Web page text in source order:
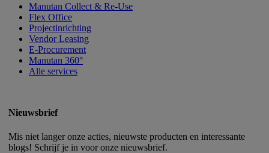
Manutan Collect & Re-Use
Flex Office
Projectinrichting
Vendor Leasing
E-Procurement
Manutan 360°
Alle services
Nieuwsbrief
Mis niet langer onze acties, nieuwste producten en interessante
blogs! Schrijf je in voor onze nieuwsbrief.